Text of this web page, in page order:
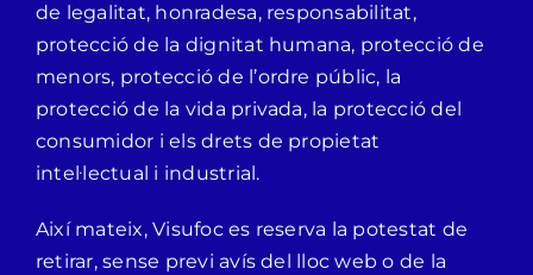
de legalitat, honradesa, responsabilitat,
protecció de la dignitat humana, protecció de
menors, protecció de l’ordre públic, la
protecció de la vida privada, la protecció del
consumidor i els drets de propietat
intel·lectual i industrial.
Així mateix, Visufoc es reserva la potestat de
retirar, sense previ avís del lloc web o de la